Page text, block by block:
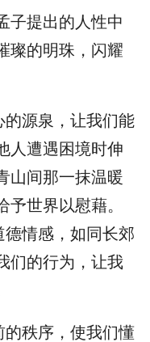
子提出的人性中
璨的明珠，闪耀
的源泉，让我们能
人遭遇困境时伸
山间那一抹温暖
世界以慰藉。
德情感，如同长郊
们的行为，让我
的秩序，使我们懂